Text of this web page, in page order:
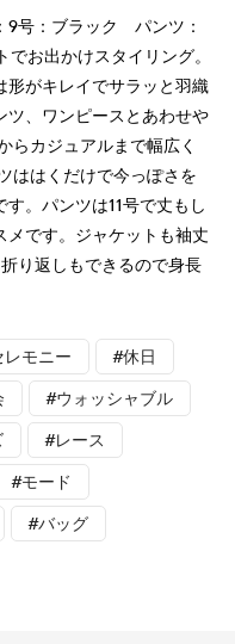
9号：ブラック パンツ：
お出かけスタイリング。
形がキレイでサラッと羽織
ツ、ワンピースとあわせや
らカジュアルまで幅広く
ははくだけで今っぽさを
。パンツは11号で丈もし
メです。ジャケットも袖丈
り返しもできるので身長
レモニー #休日
#ウォッシャブル
#レース
#モード
#バッグ